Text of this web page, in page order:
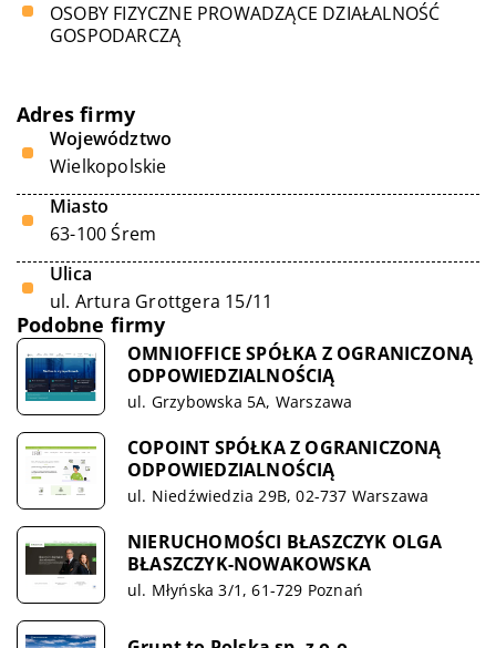
OSOBY FIZYCZNE PROWADZĄCE DZIAŁALNOŚĆ
GOSPODARCZĄ
Adres firmy
Województwo
Wielkopolskie
Miasto
63-100 Śrem
Ulica
ul. Artura Grottgera 15/11
Podobne firmy
OMNIOFFICE SPÓŁKA Z OGRANICZONĄ
ODPOWIEDZIALNOŚCIĄ
ul. Grzybowska 5A, Warszawa
COPOINT SPÓŁKA Z OGRANICZONĄ
ODPOWIEDZIALNOŚCIĄ
ul. Niedźwiedzia 29B, 02-737 Warszawa
NIERUCHOMOŚCI BŁASZCZYK OLGA
BŁASZCZYK-NOWAKOWSKA
ul. Młyńska 3/1, 61-729 Poznań